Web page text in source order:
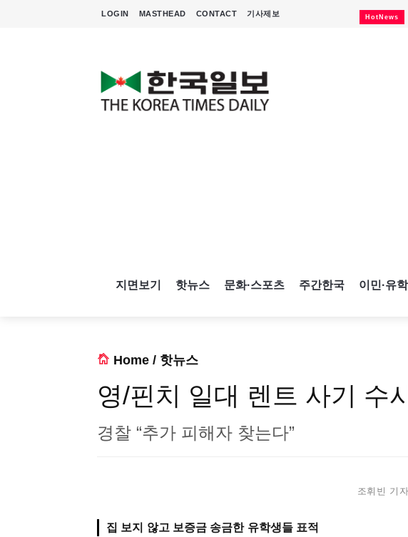
LOGIN MASTHEAD CONTACT 기사제보 HotNews
지면보기 핫뉴스 문화·스포츠 주간한국 이민·유학
Home / 핫뉴스
영/핀치 일대 렌트 사기 수
경찰 “추가 피해자 찾는다”
조휘빈 기
집 보지 않고 보증금 송금한 유학생들 표적